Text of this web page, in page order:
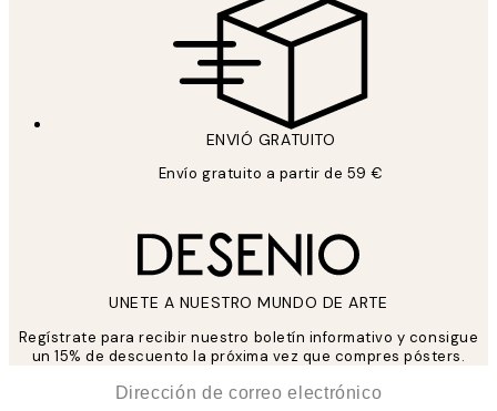
ENVIÓ GRATUITO
Envío gratuito a partir de 59 €
UNETE A NUESTRO MUNDO DE ARTE
Regístrate para recibir nuestro boletín informativo y consigue
un 15% de descuento la próxima vez que compres pósters.